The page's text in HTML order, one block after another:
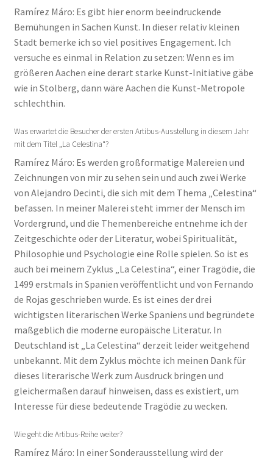
Ramírez Máro: Es gibt hier enorm beeindruckende
Bemühungen in Sachen Kunst. In dieser relativ kleinen
Stadt bemerke ich so viel positives Engagement. Ich
versuche es einmal in Relation zu setzen: Wenn es im
größeren Aachen eine derart starke Kunst-Initiative gäbe
wie in Stolberg, dann wäre Aachen die Kunst-Metropole
schlechthin.
Was erwartet die Besucher der ersten Artibus-Ausstellung in diesem Jahr
mit dem Titel „La Celestina“?
Ramírez Máro: Es werden großformatige Malereien und
Zeichnungen von mir zu sehen sein und auch zwei Werke
von Alejandro Decinti, die sich mit dem Thema „Celestina“
befassen. In meiner Malerei steht immer der Mensch im
Vordergrund, und die Themenbereiche entnehme ich der
Zeitgeschichte oder der Literatur, wobei Spiritualität,
Philosophie und Psychologie eine Rolle spielen. So ist es
auch bei meinem Zyklus „La Celestina“, einer Tragödie, die
1499 erstmals in Spanien veröffentlicht und von Fernando
de Rojas geschrieben wurde. Es ist eines der drei
wichtigsten literarischen Werke Spaniens und begründete
maßgeblich die moderne europäische Literatur. In
Deutschland ist „La Celestina“ derzeit leider weitgehend
unbekannt. Mit dem Zyklus möchte ich meinen Dank für
dieses literarische Werk zum Ausdruck bringen und
gleichermaßen darauf hinweisen, dass es existiert, um
Interesse für diese bedeutende Tragödie zu wecken.
Wie geht die Artibus-Reihe weiter?
Ramírez Máro: In einer Sonderausstellung wird der